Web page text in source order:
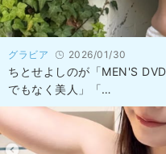
グラビア 2026/01/30
ちとせよしのが「MEN'S
でもなく美人」「…